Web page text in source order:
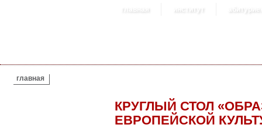
главная институт
ВЫ ЗДЕСЬ
главная
КРУГЛЫЙ СТОЛ
ЕВРОПЕЙСКОЙ